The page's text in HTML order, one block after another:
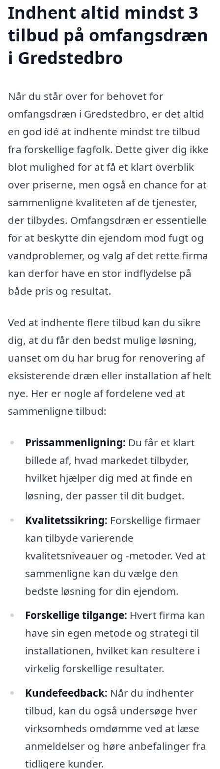
Indhent altid mindst 3
tilbud på omfangsdræn
i Gredstedbro
Når du står over for behovet for
omfangsdræn i Gredstedbro, er det altid
en god idé at indhente mindst tre tilbud
fra forskellige fagfolk. Dette giver dig ikke
blot mulighed for at få et klart overblik
over priserne, men også en chance for at
sammenligne kvaliteten af de tjenester,
der tilbydes. Omfangsdræn er essentielle
for at beskytte din ejendom mod fugt og
vandproblemer, og valg af det rette firma
kan derfor have en stor indflydelse på
både pris og resultat.
Ved at indhente flere tilbud kan du sikre
dig, at du får den bedst mulige løsning,
uanset om du har brug for renovering af
eksisterende dræn eller installation af helt
nye. Her er nogle af fordelene ved at
sammenligne tilbud:
Prissammenligning: Du får et klart
billede af, hvad markedet tilbyder,
hvilket hjælper dig med at finde en
løsning, der passer til dit budget.
Kvalitetssikring: Forskellige firmaer
kan tilbyde varierende
kvalitetsniveauer og -metoder. Ved at
sammenligne kan du vælge den
bedste løsning for din ejendom.
Forskellige tilgange: Hvert firma kan
have sin egen metode og strategi til
installationen, hvilket kan resultere i
virkelig forskellige resultater.
Kundefeedback: Når du indhenter
tilbud, kan du også undersøge hver
virksomheds omdømme ved at læse
anmeldelser og høre anbefalinger fra
tidligere kunder.